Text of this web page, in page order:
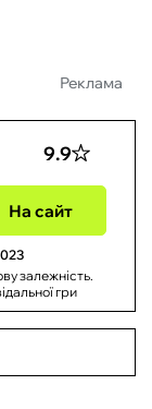
Реклама
9.9
На сайт
залежність.
гри